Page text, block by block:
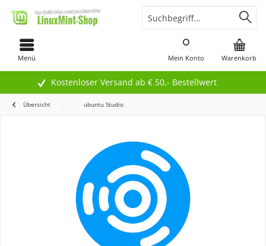
Kostenloser Versand ab € 50,- Bestellwert
Menü Warenkorb
Mein Konto
Übersicht ubuntu Studio